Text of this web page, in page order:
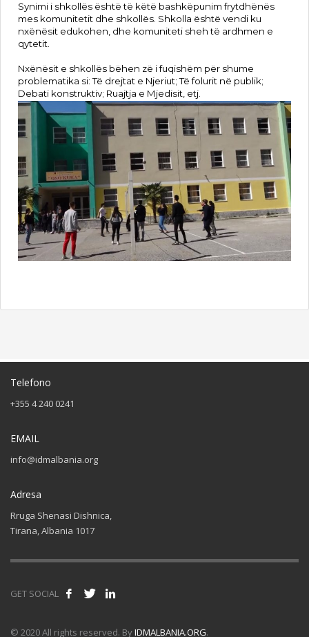
Synimi i shkollës është të këtë bashkëpunim frytdhënës
mes komunitetit dhe shkollës. Shkolla është vendi ku
nxënësit edukohen, dhe komuniteti sheh të ardhmen e
qytetit.
Nxënësit e shkollës bëhen zë i fuqishëm për shume
problematika si: Të drejtat e Njeriut; Të folurit në publik;
Debati konstruktiv; Ruajtja e Mjedisit, etj.
Telefono
+355 4 240 0241
EMAIL
info@idmalbania.org
Adresa
Rruga Shenasi Dishnica,
Tirana, Albania 1017
GET SOCIAL
© 2020 All rights reserved. ByIDMALBANIA.ORG.